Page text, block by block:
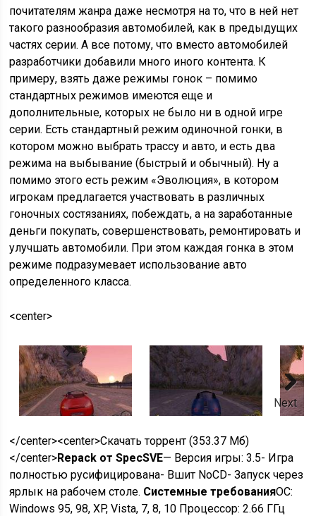
почитателям жанра даже несмотря на то, что в ней нет
такого разнообразия автомобилей, как в предыдущих
частях серии. А все потому, что вместо автомобилей
разработчики добавили много иного контента. К
примеру, взять даже режимы гонок – помимо
стандартных режимов имеются еще и
дополнительные, которых не было ни в одной игре
серии. Есть стандартный режим одиночной гонки, в
котором можно выбрать трассу и авто, и есть два
режима на выбывание (быстрый и обычный). Ну а
помимо этого есть режим «Эволюция», в котором
игрокам предлагается участвовать в различных
гоночных состязаниях, побеждать, а на заработанные
деньги покупать, совершенствовать, ремонтировать и
улучшать автомобили. При этом каждая гонка в этом
режиме подразумевает использование авто
определенного класса.
<center>
Next
</center><center>Скачать торрент (353.37 Мб)
</center>Repack от SpecSVE— Версия игры: 3.5- Игра
полностью русифицирована- Вшит NoCD- Запуск через
ярлык на рабочем столе. Системные требованияОС:
Windows 95, 98, XP, Vista, 7, 8, 10 Процессор: 2.66 ГГц